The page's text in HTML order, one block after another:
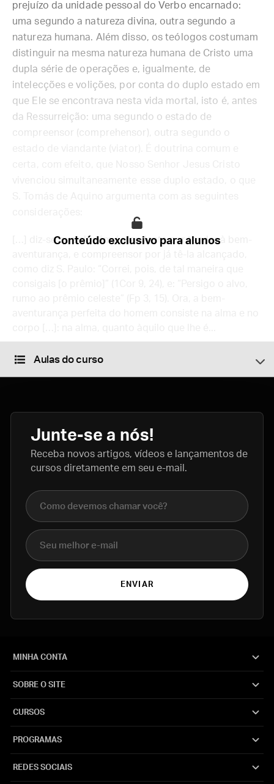
prejuízo da unidade pessoal do Verbo encarnado:
uma segundo a natureza divina, outra segundo a
natureza humana. Além disso, os teólogos costumam
distinguir na mesma natureza humana de Cristo uma
dupla série de operações e, igualmente, de
intelecções e volições, por conta do duplo estado em
que Ele se encontrava nesta vida mortal, isto é, antes
da Ressurreição: uma segundo o estado de
compreensor (comprehensor), outra segundo o
[…] diz-se que alguém é viandante por tender à bem-
Conteúdo exclusivo para alunos
Aulas do curso
Junte-se a nós!
Receba novos artigos, vídeos e lançamentos de
cursos diretamente em seu e-mail.
Nome completo
E-mail
ENVIAR
MINHA CONTA
SOBRE O SITE
CURSOS
PROGRAMAS
REDES SOCIAIS